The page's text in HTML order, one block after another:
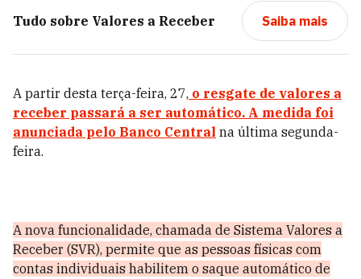
Tudo sobre Valores a Receber Saiba mais
A partir desta terça-feira, 27, o resgate de valores a
receber passará a ser automático. A medida foi
anunciada pelo Banco Central na última segunda-
feira.
A nova funcionalidade, chamada de Sistema Valores a
Receber (SVR), permite que as pessoas físicas com
contas individuais habilitem o saque automático de